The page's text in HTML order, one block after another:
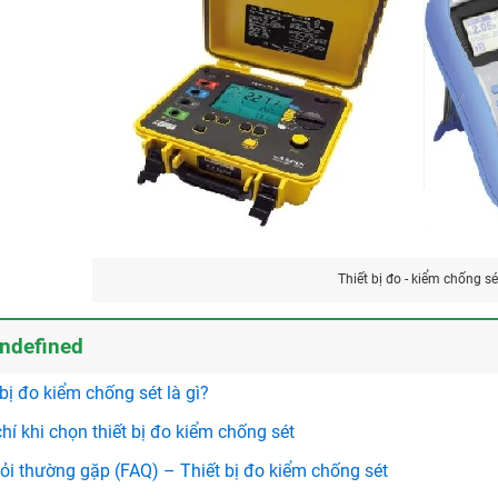
Thiết bị đo - kiểm chống
đo kiểm chống sét là gì?
khi chọn thiết bị đo kiểm chống sét
thường gặp (FAQ) – Thiết bị đo kiểm chống sét